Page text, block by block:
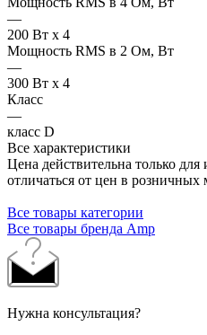
—
200 Вт x 4
Мощность RMS в 2 Ом, Вт
—
300 Вт x 4
Класс
—
класс D
Все характеристики
Цена действительна только
отличаться от цен в розничных
Все товары категории
Все товары бренда Amp
Нужна консультация?